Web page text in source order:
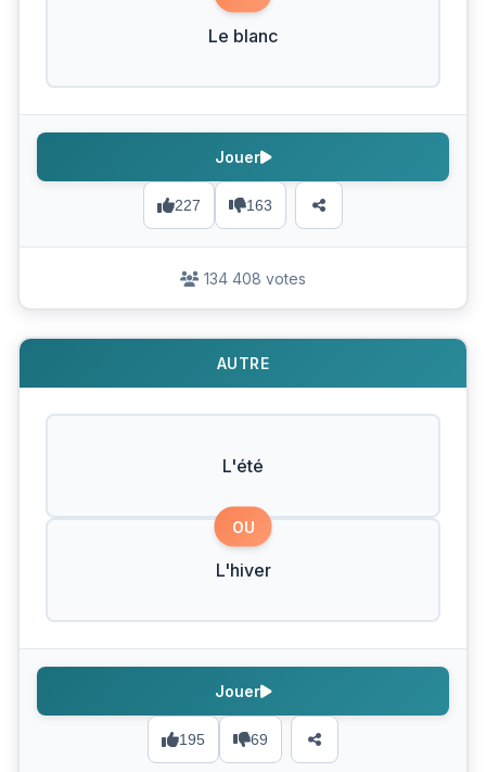
Le blanc
227 163
Jouer
134 408 votes
AUTRE
L'été
OU
L'hiver
195 69
Jouer